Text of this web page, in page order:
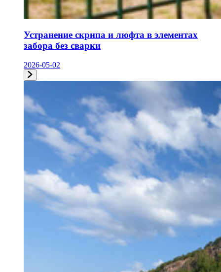
Устранение скрипа и люфта в элементах
забора без сварки
2026-05-02